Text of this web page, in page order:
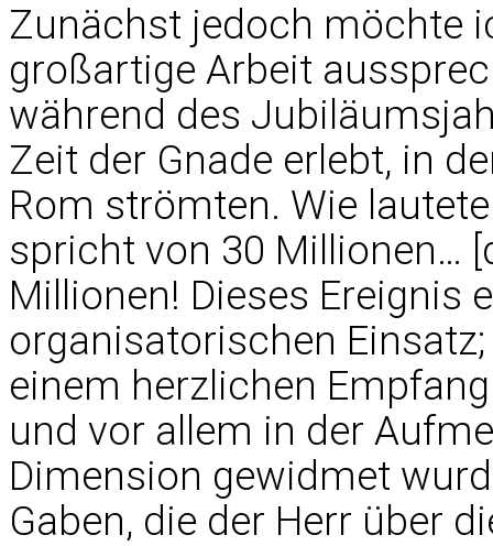
Zunächst jedoch möchte
großartige Arbeit
während des
Zeit der Gnade erlebt, in
Rom strömten. Wie
spricht von 30 Millionen…
Millionen! Dieses Ereignis
organisatorischen
einem herzlichen
und vor allem in der
Dimension gewidmet
Gaben, die der Herr über